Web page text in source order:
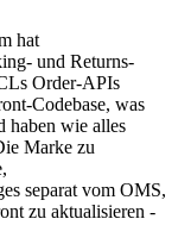
hat
und Returns-
Order-APIs
Codebase, was
haben wie alles
Marke zu
separat vom OMS,
zu aktualisieren -